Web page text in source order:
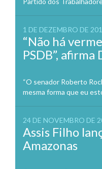
1 DE DEZEMBRO DE
“Não há
PSDB”, afirma
“O senador Roberto
mesma forma que eu
24 DE NOVEMBRO DE
Assis Filho
Amazonas